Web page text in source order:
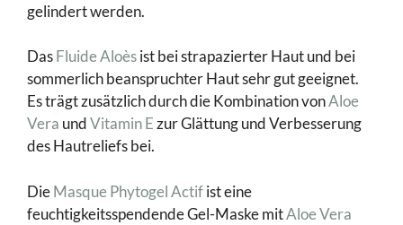
gelindert werden.
DasFluide Aloèsist bei strapazierter Haut und bei
sommerlich beanspruchter Haut sehr gut geeignet.
Es trägt zusätzlich durch die Kombination vonAloe
Vera undVitamin Ezur Glättung und Verbesserung
des Hautreliefs bei.
DieMasque Phytogel Actifist eine
feuchtigkeitsspendende Gel-Maske mitAloe Vera